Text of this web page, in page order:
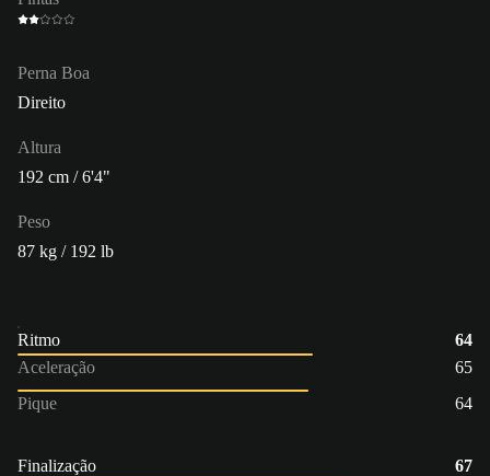
Perna Boa
Direito
Altura
192 cm / 6'4"
Peso
87 kg / 192 lb
Ritmo
64
Aceleração
65
Pique
64
Finalização
67